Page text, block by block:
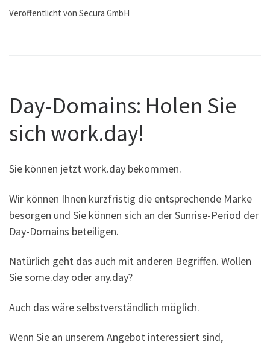
Veröffentlicht von Secura GmbH
Day-Domains: Holen Sie
sich work.day!
Sie können jetzt work.day bekommen.
Wir können Ihnen kurzfristig die entsprechende Marke
besorgen und Sie können sich an der Sunrise-Period der
Day-Domains beteiligen.
Natürlich geht das auch mit anderen Begriffen. Wollen
Sie some.day oder any.day?
Auch das wäre selbstverständlich möglich.
Wenn Sie an unserem Angebot interessiert sind,